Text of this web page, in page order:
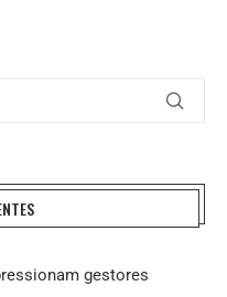
gestores